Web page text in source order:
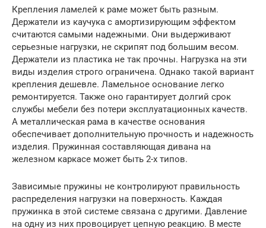
Крепления ламелей к раме может быть разным.
Держатели из каучука с амортизирующим эффектом
считаются самыми надежными. Они выдерживают
серьезные нагрузки, не скрипят под большим весом.
Держатели из пластика не так прочны. Нагрузка на эти
виды изделия строго ограничена. Однако такой вариант
крепления дешевле. Ламельное основание легко
ремонтируется. Также оно гарантирует долгий срок
службы мебели без потери эксплуатационных качеств.
А металлическая рама в качестве основания
обеспечивает дополнительную прочность и надежность
изделия. Пружинная составляющая дивана на
железном каркасе может быть 2-х типов.
Зависимые пружины не контролируют правильность
распределения нагрузки на поверхность. Каждая
пружинка в этой системе связана с другими. Давление
на одну из них провоцирует цепную реакцию. В месте